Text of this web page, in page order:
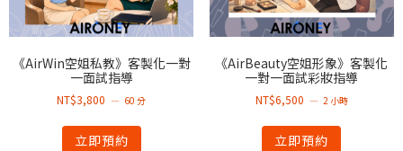
《AirWin空姐私教》客製化一對
一面試指導
NT$3,800 60 分
立即預約
《AirBeauty空姐形象》客製化
一對一面試彩妝指導
NT$6,500 2 小時
立即預約